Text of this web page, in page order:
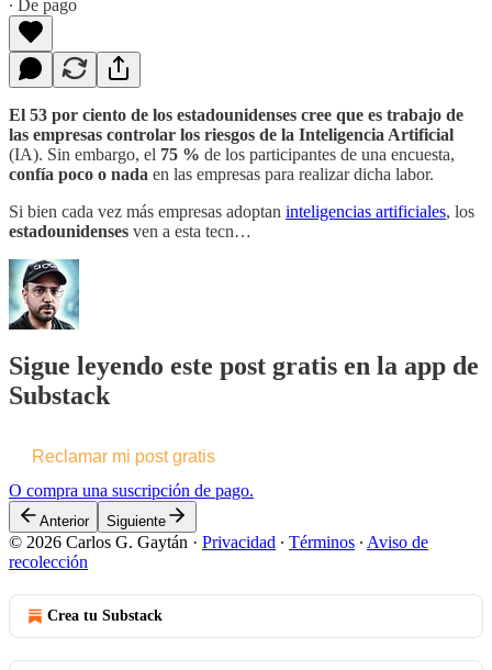
∙ De pago
El 53 por ciento de los estadounidenses cree que es trabajo de
las empresas controlar los riesgos de la Inteligencia Artificial
(IA). Sin embargo, el 75 % de los participantes de una encuesta,
confía poco o nada en las empresas para realizar dicha labor.
Si bien cada vez más empresas adoptan inteligencias artificiales, los
estadounidenses ven a esta tecn…
Sigue leyendo este post gratis en la app de
Substack
Reclamar mi post gratis
O compra una suscripción de pago.
Anterior Siguiente
© 2026 Carlos G. Gaytán · Privacidad ∙ Términos ∙ Aviso de
recolección
Crea tu Substack